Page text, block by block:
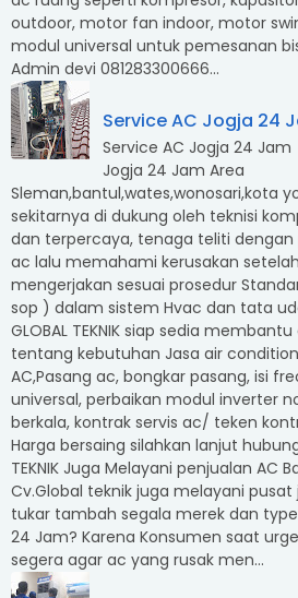
outdoor, motor fan indoor, motor
modul universal untuk pemesanan
Admin devi 081283300666...
Service AC Jogja 24
Service AC Jogja 24 Jam
Jogja 24 Jam Area
Sleman,bantul,wates,wonosari,kota
sekitarnya di dukung oleh teknisi
dan terpercaya, tenaga teliti dengan
ac lalu memahami kerusakan
mengerjakan sesuai prosedur
sop ) dalam sistem Hvac dan tata
GLOBAL TEKNIK siap sedia
tentang kebutuhan Jasa air
AC,Pasang ac, bongkar pasang, isi
universal, perbaikan modul inverter
berkala, kontrak servis ac/ teken
Harga bersaing silahkan lanjut
TEKNIK Juga Melayani penjualan AC
Cv.Global teknik juga melayani
tukar tambah segala merek dan
24 Jam? Karena Konsumen saat
segera agar ac yang rusak men...